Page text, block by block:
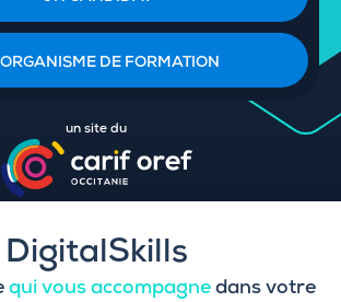
DE FORMATION
un site du
DigitalSkills
qui vous accompagnedans votre